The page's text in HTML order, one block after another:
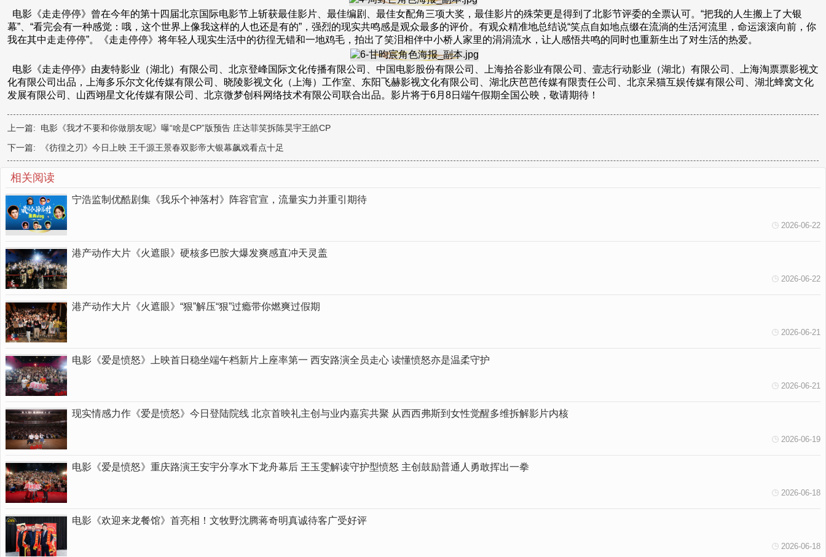
电影《走走停停》曾在今年的第十四届北京国际电影节上斩获最佳影片、最佳编剧、最佳女配角三项大奖，最佳影片的殊荣更是得到了北影节评委的全票认可。“把我的人生搬上了大银
幕”、“看完会有一种感觉：哦，这个世界上像我这样的人也还是有的”，强烈的现实共鸣感是观众最多的评价。有观众精准地总结说“笑点自如地点缀在流淌的生活河流里，命运滚滚向前，你
我在其中走走停停”。《走走停停》将年轻人现实生活中的彷徨无错和一地鸡毛，拍出了笑泪相伴中小桥人家里的涓涓流水，让人感悟共鸣的同时也重新生出了对生活的热爱。
电影《走走停停》由麦特影业（湖北）有限公司、北京登峰国际文化传播有限公司、中国电影股份有限公司、上海拾谷影业有限公司、壹志行动影业（湖北）有限公司、上海淘票票影视文
化有限公司出品，上海多乐尔文化传媒有限公司、晓陵影视文化（上海）工作室、东阳飞赫影视文化有限公司、湖北庆芭芭传媒有限责任公司、北京呆猫互娱传媒有限公司、湖北蜂窝文化
发展有限公司、山西翊星文化传媒有限公司、北京微梦创科网络技术有限公司联合出品。影片将于6月8日端午假期全国公映，敬请期待！
上一篇: 电影《我才不要和你做朋友呢》曝“啥是CP”版预告 庄达菲笑拆陈昊宇王皓CP
下一篇:
《彷徨之刃》今日上映 王千源王景春双影帝大银幕飙戏看点十足
相关阅读
宁浩监制优酷剧集《我乐个神落村》阵容官宣，流量实力并重引期待
2026-06-22
港产动作大片《火遮眼》硬核多巴胺大爆发爽感直冲天灵盖
2026-06-22
港产动作大片《火遮眼》“狠”解压“狠”过瘾带你燃爽过假期
2026-06-21
电影《爱是愤怒》上映首日稳坐端午档新片上座率第一 西安路演全员走心 读懂愤怒亦是温柔守护
2026-06-21
现实情感力作《爱是愤怒》今日登陆院线 北京首映礼主创与业内嘉宾共聚 从西西弗斯到女性觉醒多维拆解影片内核
2026-06-19
电影《爱是愤怒》重庆路演王安宇分享水下龙舟幕后 王玉雯解读守护型愤怒 主创鼓励普通人勇敢挥出一拳
2026-06-18
电影《欢迎来龙餐馆》首亮相！文牧野沈腾蒋奇明真诚待客广受好评
2026-06-18